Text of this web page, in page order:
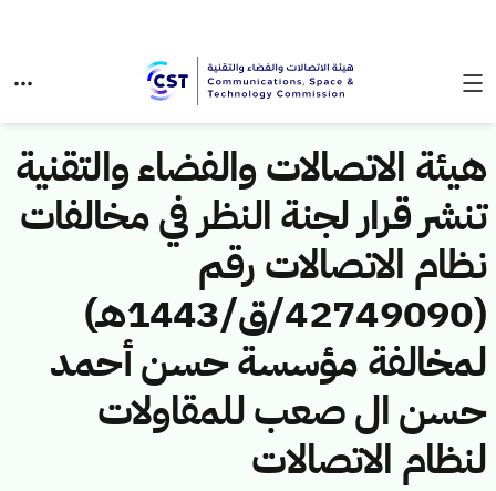
هيئة الاتصالات والفضاء والتقنية
تنشر قرار لجنة النظر في مخالفات
نظام الاتصالات رقم
(42749090/ق/1443هـ)
لمخالفة مؤسسة حسن أحمد
حسن ال صعب للمقاولات
لنظام الاتصالات